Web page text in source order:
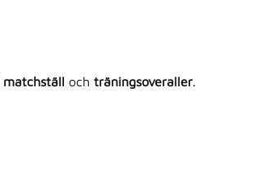
matchställ och träningsoveraller.